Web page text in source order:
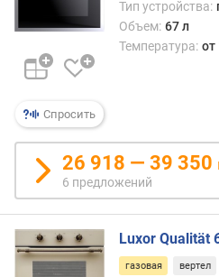
и
н
д
л
в
т
р
а
и
Спросить
Тип устройства:
Объем: 67 л
Температура: от
26 918 — 39 350
6 предложений
Luxor Qualität
газовая вертел